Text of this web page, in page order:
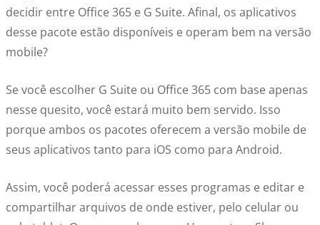
decidir entre Office 365 e G Suite. Afinal, os aplicativos
desse pacote estão disponíveis e operam bem na versão
mobile?
Se você escolher G Suite ou Office 365 com base apenas
nesse quesito, você estará muito bem servido. Isso
porque ambos os pacotes oferecem a versão mobile de
seus aplicativos tanto para iOS como para Android.
Assim, você poderá acessar esses programas e editar e
compartilhar arquivos de onde estiver, pelo celular ou